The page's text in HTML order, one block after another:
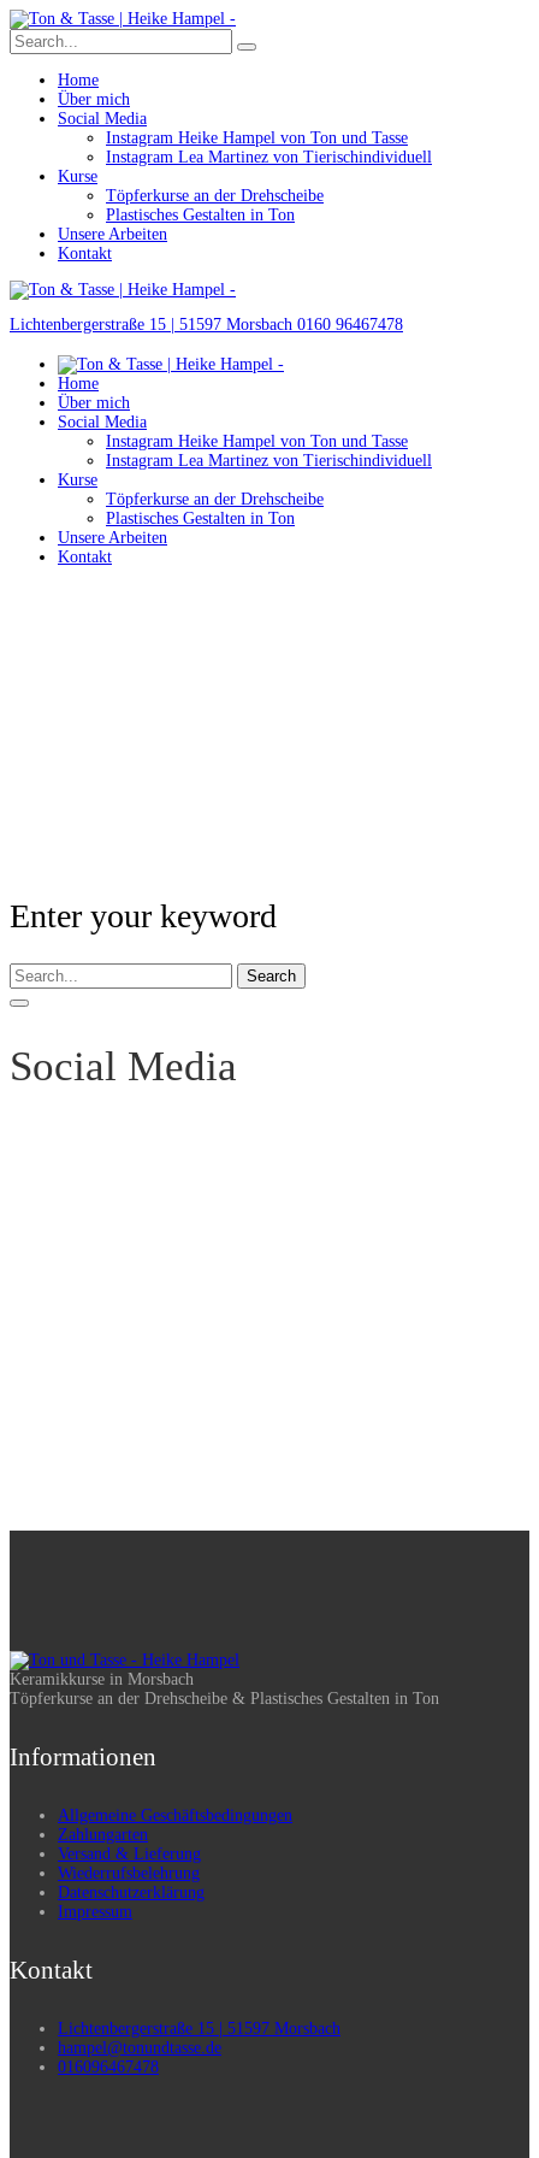
Home
Über mich
Social Media
Instagram Heike Hampel von Ton und Tasse
Instagram Lea Martinez von Tierischindividuell
Kurse
Töpferkurse an der Drehscheibe
Plastisches Gestalten in Ton
Unsere Arbeiten
Kontakt
Lichtenbergerstraße 15 | 51597 Morsbach 0160 96467478
Home
Über mich
Social Media
Instagram Heike Hampel von Ton und Tasse
Instagram Lea Martinez von Tierischindividuell
Kurse
Töpferkurse an der Drehscheibe
Plastisches Gestalten in Ton
Unsere Arbeiten
Kontakt
Enter your keyword
Search
Social Media
Keramikkurse in Morsbach
Töpferkurse an der Drehscheibe & Plastisches Gestalten in Ton
Informationen
Allgemeine Geschäftsbedingungen
Zahlungarten
Versand & Lieferung
Wiederrufsbelehrung
Datenschutzerklärung
Impressum
Kontakt
Lichtenbergerstraße 15 | 51597 Morsbach
hampel@tonundtasse.de
016096467478